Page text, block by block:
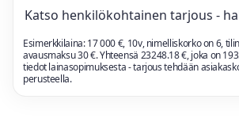
Katso henkilökohtainen tarjous -
Esimerkkilaina:17 000€, 10v, nimelliskorko on6,
avausmaksu 30 €. Yhteensä 23248.18€, joka on
tiedot lainasopimuksesta - tarjous tehdään
perusteella.